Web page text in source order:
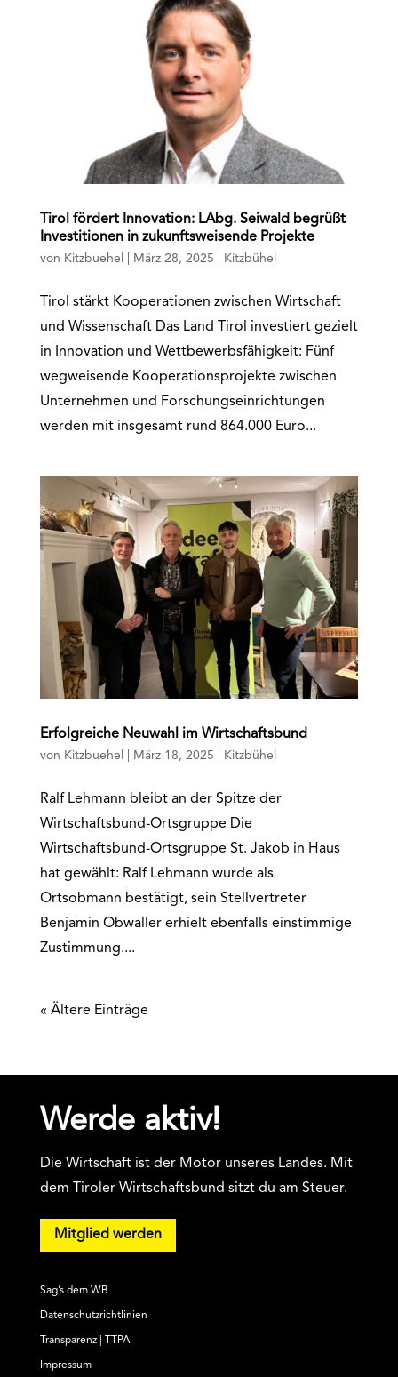
Tirol fördert Innovation: LAbg. Seiwald begrüßt
Investitionen in zukunftsweisende Projekte
von Kitzbuehel März 28, 2025 Kitzbühel
Tirol stärkt Kooperationen zwischen Wirtschaft
und Wissenschaft Das Land Tirol investiert gezielt
in Innovation und Wettbewerbsfähigkeit: Fünf
wegweisende Kooperationsprojekte zwischen
Unternehmen und Forschungseinrichtungen
werden mit insgesamt rund 864.000 Euro...
Erfolgreiche Neuwahl im Wirtschaftsbund
von Kitzbuehel März 18, 2025 Kitzbühel
Ralf Lehmann bleibt an der Spitze der
Wirtschaftsbund-Ortsgruppe Die
Wirtschaftsbund-Ortsgruppe St. Jakob in Haus
hat gewählt: Ralf Lehmann wurde als
Ortsobmann bestätigt, sein Stellvertreter
Benjamin Obwaller erhielt ebenfalls einstimmige
Zustimmung....
« Ältere Einträge
Werde aktiv!
Die Wirtschaft ist der Motor unseres Landes. Mit
dem Tiroler Wirtschaftsbund sitzt du am Steuer.
Mitglied werden
Sag’s dem WB
Datenschutzrichtlinien
Transparenz | TTPA
Impressum